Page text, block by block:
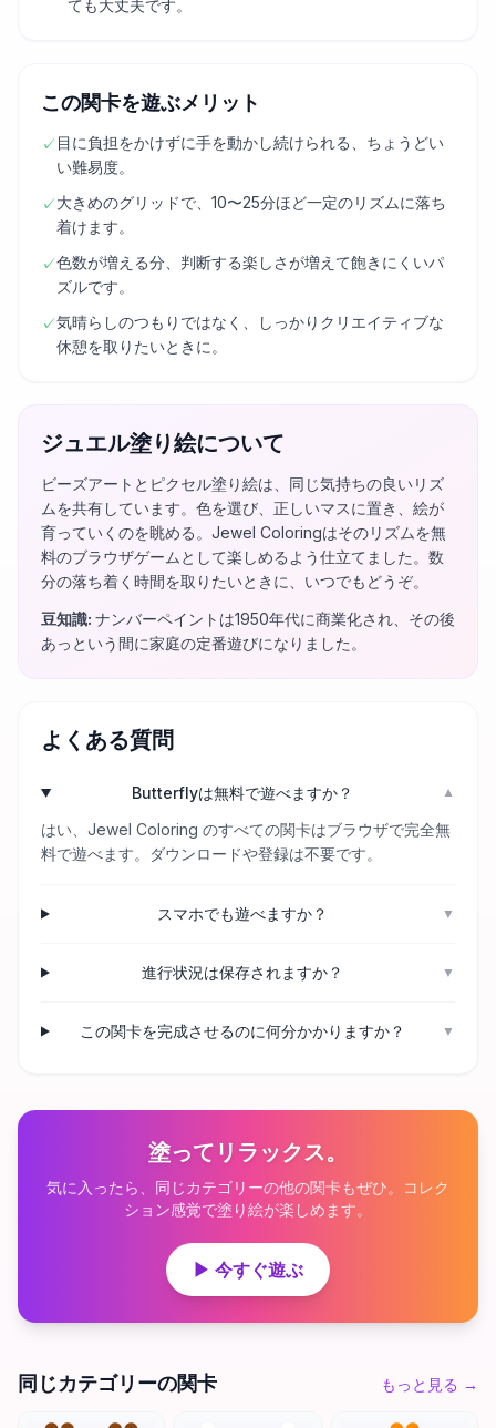
ても大丈夫です。
この関卡を遊ぶメリット
✓ 目に負担をかけずに手を動かし続けられる、ちょうどい
い難易度。
✓大きめのグリッドで、10〜25分ほど一定のリズムに落ち
着けます。
✓色数が増える分、判断する楽しさが増えて飽きにくいパ
ズルです。
✓気晴らしのつもりではなく、しっかりクリエイティブな
休憩を取りたいときに。
ジュエル塗り絵について
ビーズアートとピクセル塗り絵は、同じ気持ちの良いリズ
ムを共有しています。色を選び、正しいマスに置き、絵が
育っていくのを眺める。Jewel Coloringはそのリズムを無
料のブラウザゲームとして楽しめるよう仕立てました。数
分の落ち着く時間を取りたいときに、いつでもどうぞ。
豆知識: ナンバーペイントは1950年代に商業化され、その後
あっという間に家庭の定番遊びになりました。
よくある質問
Butterflyは無料で遊べますか？ ▼
はい、Jewel Coloring のすべての関卡はブラウザで完全無
料で遊べます。ダウンロードや登録は不要です。
スマホでも遊べますか？ ▼
進行状況は保存されますか？ ▼
この関卡を完成させるのに何分かかりますか？ ▼
塗ってリラックス。
気に入ったら、同じカテゴリーの他の関卡もぜひ。コレク
ション感覚で塗り絵が楽しめます。
▶ 今すぐ遊ぶ
同じカテゴリーの関卡 もっと見る →